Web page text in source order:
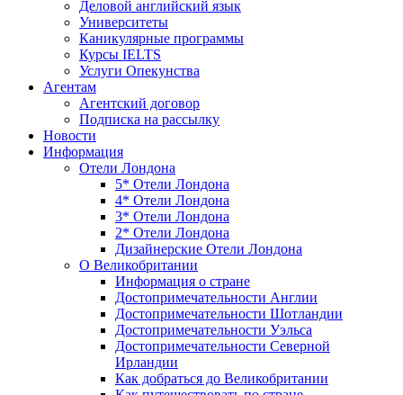
Деловой английский язык
Университеты
Каникулярные программы
Курсы IELTS
Услуги Опекунства
Агентам
Агентский договор
Подписка на рассылку
Новости
Информация
Отели Лондона
5* Отели Лондона
4* Отели Лондона
3* Отели Лондона
2* Отели Лондона
Дизайнерские Отели Лондона
О Великобритании
Информация о стране
Достопримечательности Англии
Достопримечательности Шотландии
Достопримечательности Уэльса
Достопримечательности Северной
Ирландии
Как добраться до Великобритании